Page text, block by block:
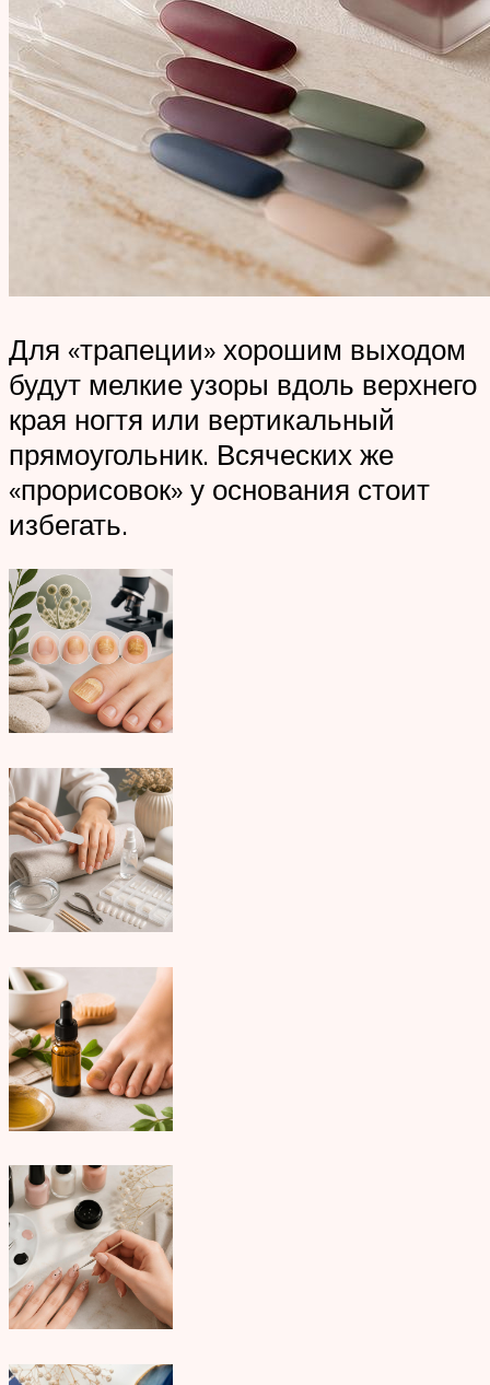
Для «трапеции» хорошим выходом
будут мелкие узоры вдоль верхнего
края ногтя или вертикальный
прямоугольник. Всяческих же
«прорисовок» у основания стоит
избегать.